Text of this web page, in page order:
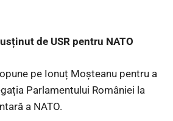
de USR pentru NATO
pe Ionuț Moșteanu pentru a
Parlamentului României la
a NATO.